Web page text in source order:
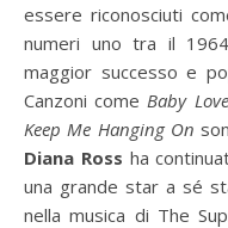
essere riconosciuti
numeri uno tra il
maggior successo e
Canzoni come Baby
Keep Me Hanging On
Diana Ross ha
una grande star a sé
nella musica di The